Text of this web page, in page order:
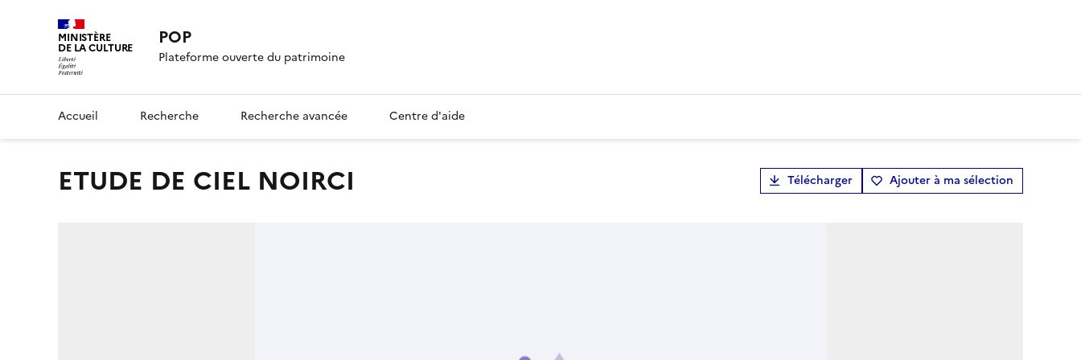
MINISTÈRE
DE LA CULTURE POP
Plateforme ouverte du patrimoine
Accueil Recherche Recherche avancée Centre d'aide
ETUDE DE CIEL NOIRCI Télécharger Ajouter à ma sélection